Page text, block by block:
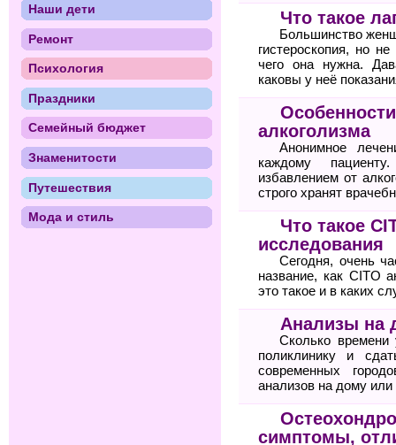
Что такое
Большинство
гистероскопия, но
чего она нужна.
каковы у неё
алкоголизма
Анонимное
каждому
избавлением от
строго хранят
Что такое
исследования
Сегодня, очень
название, как CITO
это такое и в каких
Анализы на
Сколько
поликлинику и
современных
анализов на дому
симптомы,
Наши дети
Ремонт
Психология
Праздники
Семейный бюджет
Знаменитости
Путешествия
Мода и стиль